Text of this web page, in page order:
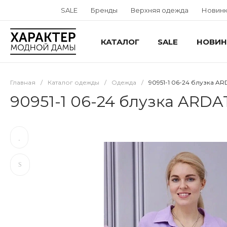
SALE Бренды Верхняя одежда
КАТАЛОГ SALE
Главная / Каталог одежды / Одежда / 90951-1 06-24 блузка
90951-1 06-24 блузка